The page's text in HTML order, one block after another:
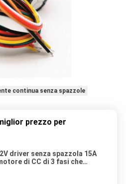
continua senza spazzole
prezzo per
driver senza spazzola 15A
di CC di 3 fasi che